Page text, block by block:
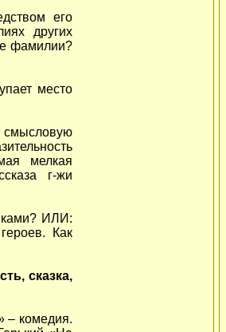
его
других
фамилии?
место
смысловую
мелкая
г-жи
ИЛИ:
Как
сказка,
– комедия.